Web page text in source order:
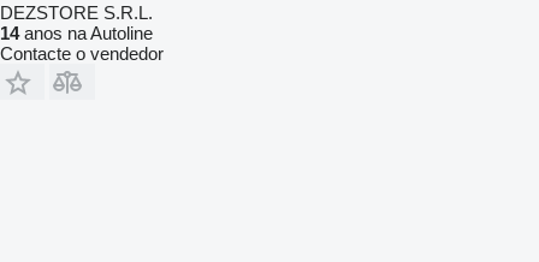
DEZSTORE S.R.L.
14anos na Autoline
Contacte o vendedor